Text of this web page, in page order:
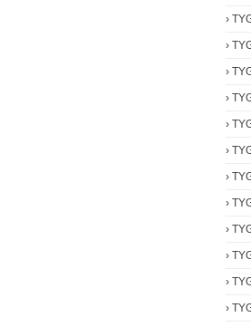
›
›
›
›
›
›
›
›
›
›
›
›